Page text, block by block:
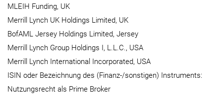
MLEIH Funding, UK
Merrill Lynch UK Holdings Limited, UK
BofAML Jersey Holdings Limited, Jersey
Merrill Lynch Group Holdings I, L.L.C., USA
Merrill Lynch International Incorporated, USA
ISIN oder Bezeichnung des (Finanz-/sonstigen) Instruments:
Nutzungsrecht als Prime Broker